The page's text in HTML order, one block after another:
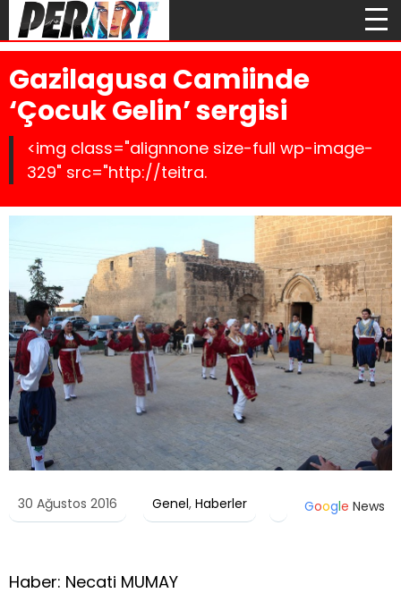
Gazilagusa Camiinde
‘Çocuk Gelin’ sergisi
<img class="alignnone size-full wp-image-
329" src="http://teitra.
30 Ağustos 2016 Genel, Haberler Google News
Haber: Necati MUMAY